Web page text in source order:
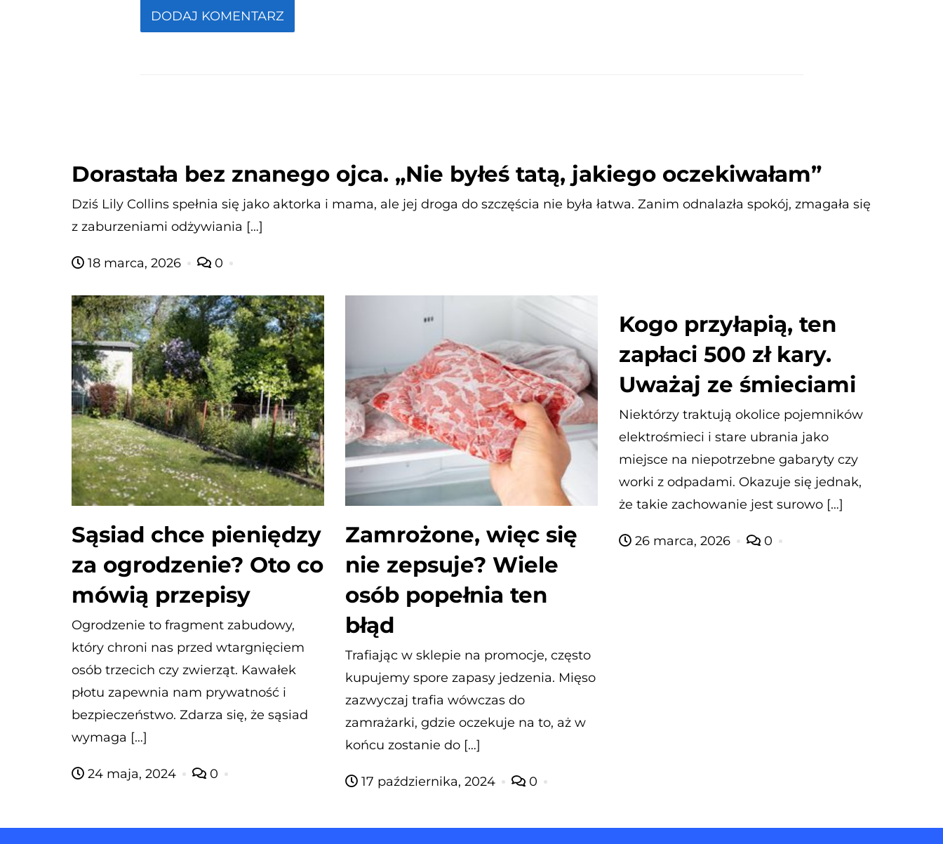
Dorastała bez znanego ojca. „Nie byłeś tatą, jakiego oczekiwałam”
Dziś Lily Collins spełnia się jako aktorka i mama, ale jej droga do szczęścia nie była łatwa. Zanim odnalazła spokój, zmagała się
z zaburzeniami odżywiania […]
18 marca, 2026 0
Sąsiad chce pieniędzy
za ogrodzenie? Oto co
mówią przepisy
Ogrodzenie to fragment zabudowy,
który chroni nas przed wtargnięciem
osób trzecich czy zwierząt. Kawałek
płotu zapewnia nam prywatność i
bezpieczeństwo. Zdarza się, że sąsiad
wymaga […]
24 maja, 2024 0
Zamrożone, więc się
nie zepsuje? Wiele
osób popełnia ten
błąd
Trafiając w sklepie na promocje, często
kupujemy spore zapasy jedzenia. Mięso
zazwyczaj trafia wówczas do
zamrażarki, gdzie oczekuje na to, aż w
końcu zostanie do […]
17 października, 2024 0
Kogo przyłapią, ten
zapłaci 500 zł kary.
Uważaj ze śmieciami
Niektórzy traktują okolice pojemników
elektrośmieci i stare ubrania jako
miejsce na niepotrzebne gabaryty czy
worki z odpadami. Okazuje się jednak,
że takie zachowanie jest surowo […]
26 marca, 2026 0